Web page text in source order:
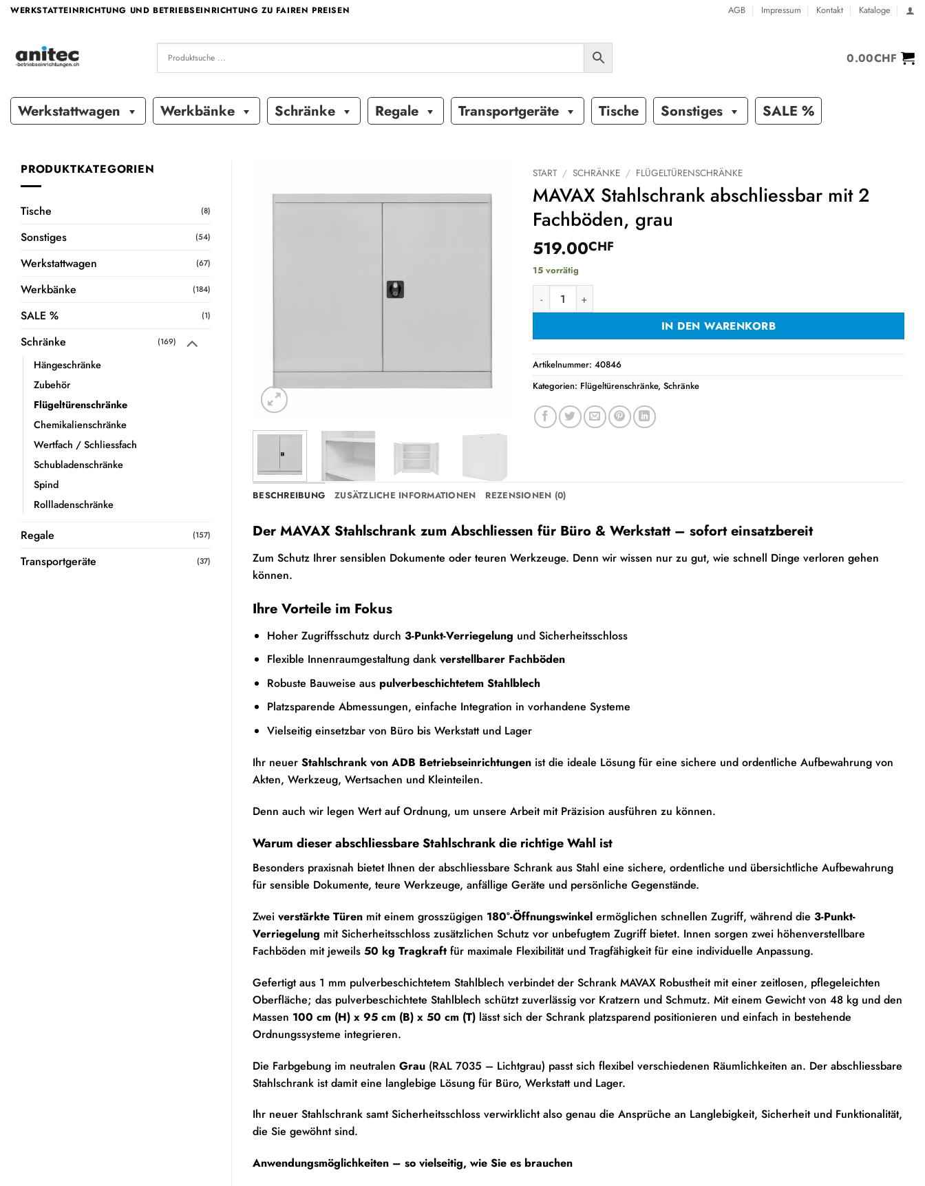
ZumWERKSTATTEINRICHTUNG UND BETRIEBSEINRICHTUNG ZU FAIREN PREISEN AGB Impressum Kontakt Kataloge
0.00CHF
Werkstattwagen Werkbänke Schränke Regale Transportgeräte Tische Sonstiges SALE %
PRODUKTKATEGORIEN
Tische (8)
Sonstiges (54)
Werkstattwagen (67)
Werkbänke (184)
SALE % (1)
Schränke (169)
Hängeschränke
Zubehör
Flügeltürenschränke
Chemikalienschränke
Wertfach / Schliessfach
Schubladenschränke
Spind
Rollladenschränke
Regale (157)
Transportgeräte (37)
Auf die
START / SCHRÄNKE / FLÜGELTÜRENSCHRÄNKE
MAVAX Stahlschrank abschliessbar mit 2
Fachböden, grau
519.00CHF
15 vorrätig
MAVAX Stahlschrank abschliessbar mit 2 Fachböden, grau Menge
IN DEN WARENKORB
Artikelnummer:40846
Kategorien: Flügeltürenschränke,Schränke
BESCHREIBUNG ZUSÄTZLICHE INFORMATIONEN REZENSIONEN (0)
Der MAVAX Stahlschrank zum Abschliessen für Büro & Werkstatt – sofort einsatzbereit
Zum Schutz Ihrer sensiblen Dokumente oder teuren Werkzeuge. Denn wir wissen nur zu gut, wie schnell Dinge verloren gehen
können.
Ihre Vorteile im Fokus
Hoher Zugriffsschutz durch 3-Punkt-Verriegelung und Sicherheitsschloss
Flexible Innenraumgestaltung dank verstellbarer Fachböden
Robuste Bauweise aus pulverbeschichtetem Stahlblech
Platzsparende Abmessungen, einfache Integration in vorhandene Systeme
Vielseitig einsetzbar von Büro bis Werkstatt und Lager
Ihr neuer Stahlschrank von ADB Betriebseinrichtungen ist die ideale Lösung für eine sichere und ordentliche Aufbewahrung von
Akten, Werkzeug, Wertsachen und Kleinteilen.
Denn auch wir legen Wert auf Ordnung, um unsere Arbeit mit Präzision ausführen zu können.
Warum dieser abschliessbare Stahlschrank die richtige Wahl ist
Besonders praxisnah bietet Ihnen der abschliessbare Schrank aus Stahl eine sichere, ordentliche und übersichtliche Aufbewahrung
für sensible Dokumente, teure Werkzeuge, anfällige Geräte und persönliche Gegenstände.
Zwei verstärkte Türen mit einem grosszügigen 180°-Öffnungswinkel ermöglichen schnellen Zugriff, während die 3-Punkt-
Verriegelung mit Sicherheitsschloss zusätzlichen Schutz vor unbefugtem Zugriff bietet. Innen sorgen zwei höhenverstellbare
Fachböden mit jeweils 50 kg Tragkraft für maximale Flexibilität und Tragfähigkeit für eine individuelle Anpassung.
Gefertigt aus 1 mm pulverbeschichtetem Stahlblech verbindet der Schrank MAVAX Robustheit mit einer zeitlosen, pflegeleichten
Oberfläche; das pulverbeschichtete Stahlblech schützt zuverlässig vor Kratzern und Schmutz. Mit einem Gewicht von 48 kg und den
Massen 100 cm (H) x 95 cm (B) x 50 cm (T) lässt sich der Schrank platzsparend positionieren und einfach in bestehende
Ordnungssysteme integrieren.
Die Farbgebung im neutralen Grau (RAL 7035 – Lichtgrau) passt sich flexibel verschiedenen Räumlichkeiten an. Der abschliessbare
Stahlschrank ist damit eine langlebige Lösung für Büro, Werkstatt und Lager.
Ihr neuer Stahlschrank samt Sicherheitsschloss verwirklicht also genau die Ansprüche an Langlebigkeit, Sicherheit und Funktionalität,
die Sie gewöhnt sind.
Anwendungsmöglichkeiten – so vielseitig, wie Sie es brauchen